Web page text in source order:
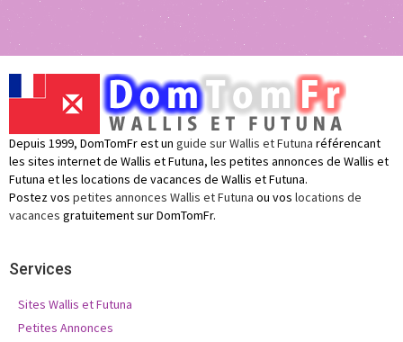
Depuis 1999, DomTomFr est un guide sur Wallis et Futuna référencant
les sites internet de Wallis et Futuna, les petites annonces de Wallis et
Futuna et les locations de vacances de Wallis et Futuna.
Postez vos petites annonces Wallis et Futuna ou vos locations de
vacances gratuitement sur DomTomFr.
Services
Sites Wallis et Futuna
Petites Annonces